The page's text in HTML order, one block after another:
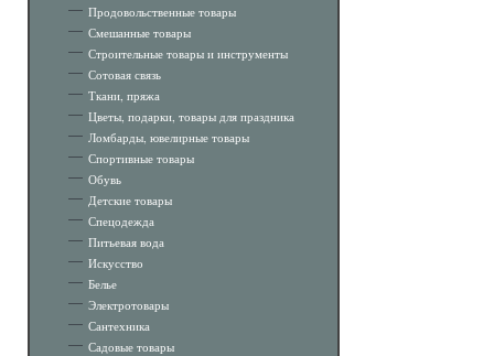
Продовольственные товары
Смешанные товары
Строительные товары и инструменты
Сотовая связь
Ткани, пряжа
Цветы, подарки, товары для праздника
Ломбарды, ювелирные товары
Спортивные товары
Обувь
Детские товары
Спецодежда
Питьевая вода
Искусство
Белье
Электротовары
Сантехника
Садовые товары